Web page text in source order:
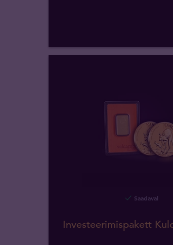
Saadaval
Investeerimispakett